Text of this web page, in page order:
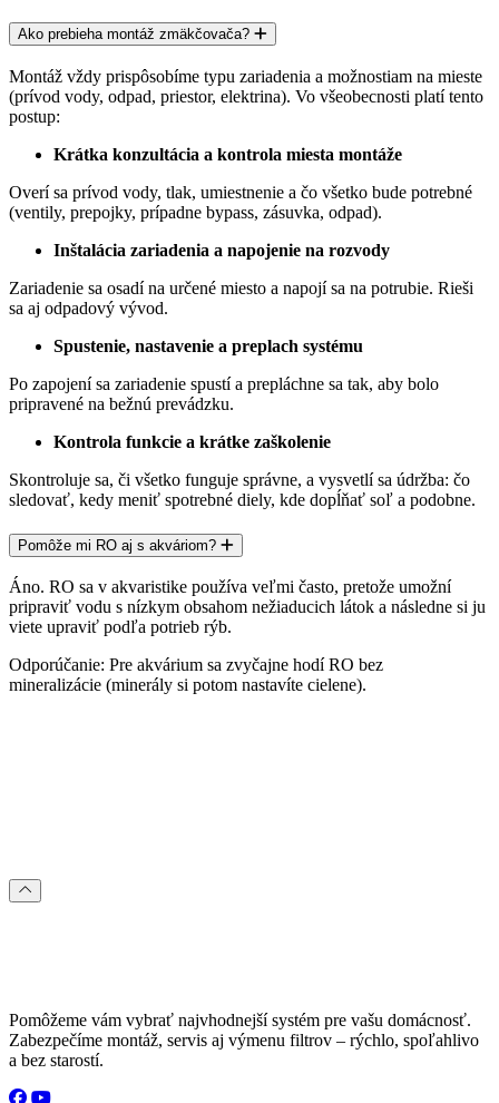
Ako prebieha montáž zmäkčovača?
Montáž vždy prispôsobíme typu zariadenia a možnostiam na mieste
(prívod vody, odpad, priestor, elektrina). Vo všeobecnosti platí tento
postup:
Krátka konzultácia a kontrola miesta montáže
Overí sa prívod vody, tlak, umiestnenie a čo všetko bude potrebné
(ventily, prepojky, prípadne bypass, zásuvka, odpad).
Inštalácia zariadenia a napojenie na rozvody
Zariadenie sa osadí na určené miesto a napojí sa na potrubie. Rieši
sa aj odpadový vývod.
Spustenie, nastavenie a preplach systému
Po zapojení sa zariadenie spustí a prepláchne sa tak, aby bolo
pripravené na bežnú prevádzku.
Kontrola funkcie a krátke zaškolenie
Skontroluje sa, či všetko funguje správne, a vysvetlí sa údržba: čo
sledovať, kedy meniť spotrebné diely, kde dopĺňať soľ a podobne.
Pomôže mi RO aj s akváriom?
Áno. RO sa v akvaristike používa veľmi často, pretože umožní
pripraviť vodu s nízkym obsahom nežiaducich látok a následne si ju
viete upraviť podľa potrieb rýb.
Odporúčanie: Pre akvárium sa zvyčajne hodí RO bez
mineralizácie (minerály si potom nastavíte cielene).
Pomôžeme vám vybrať najvhodnejší systém pre vašu domácnosť.
Zabezpečíme montáž, servis aj výmenu filtrov – rýchlo, spoľahlivo
a bez starostí.